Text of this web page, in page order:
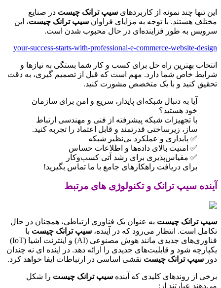
این تنها چند نمونه از کاربردهای سیپ ترانک چیست در صنایع
مختلف هستند. با توجه به مزایای فراوان سیپ ترانک چیست، این
سرویس به طور فزاینده‌ای در حال محبوب شدن است.
your-success-starts-with-professional-e-commerce-website-design
انتخاب بهترین راه حل برای کسب و کار شما بستگی به نیازها و
شرایط خاص شما دارد. مهم است که قبل از تصمیم گیری، به دقت
تحقیق کنید و با یک متخصص مشورت کنید.
آیا به دنبال شبکه‌ای پایدار، سریع و امن برای سازمان
خود هستید؟
با تجهیزات شبکه پیشرفته از فنی و مهندسی ارتباط
ساز، زیرساختی قدرتمند و قابل اعتماد را تجربه کنید.
✅ پایداری و عملکرد بی‌نظیر شبکه
✅ امنیت بالای داده‌ها و اطلاعات حساس
✅ مقیاس‌پذیری برای رشد آتی کسب‌وکار
برای دریافت راهکارهای جامع با ما تماس بگیرید!
آینده سیپ ترانک و تکنولوژی های مرتبط
سیپ ترانک چیست به عنوان یک فناوری ارتباطی، همچنان در حال
تکامل است. انتظار می‌رود که در آینده، سیپ ترانک چیست با
فناوری‌های جدیدی مانند هوش مصنوعی (AI) و اینترنت اشیا (IoT)
یکپارچه شود و قابلیت‌های جدیدی را ارائه دهد. در اینده ای نه چندان
دور سیپ ترانک چیست نقشی اساسی در ارتباطات ایفا خواهد کرد.
برخی از روندهای کلیدی که آینده سیپ ترانک چیست را شکل
می‌دهند عبارتند از: